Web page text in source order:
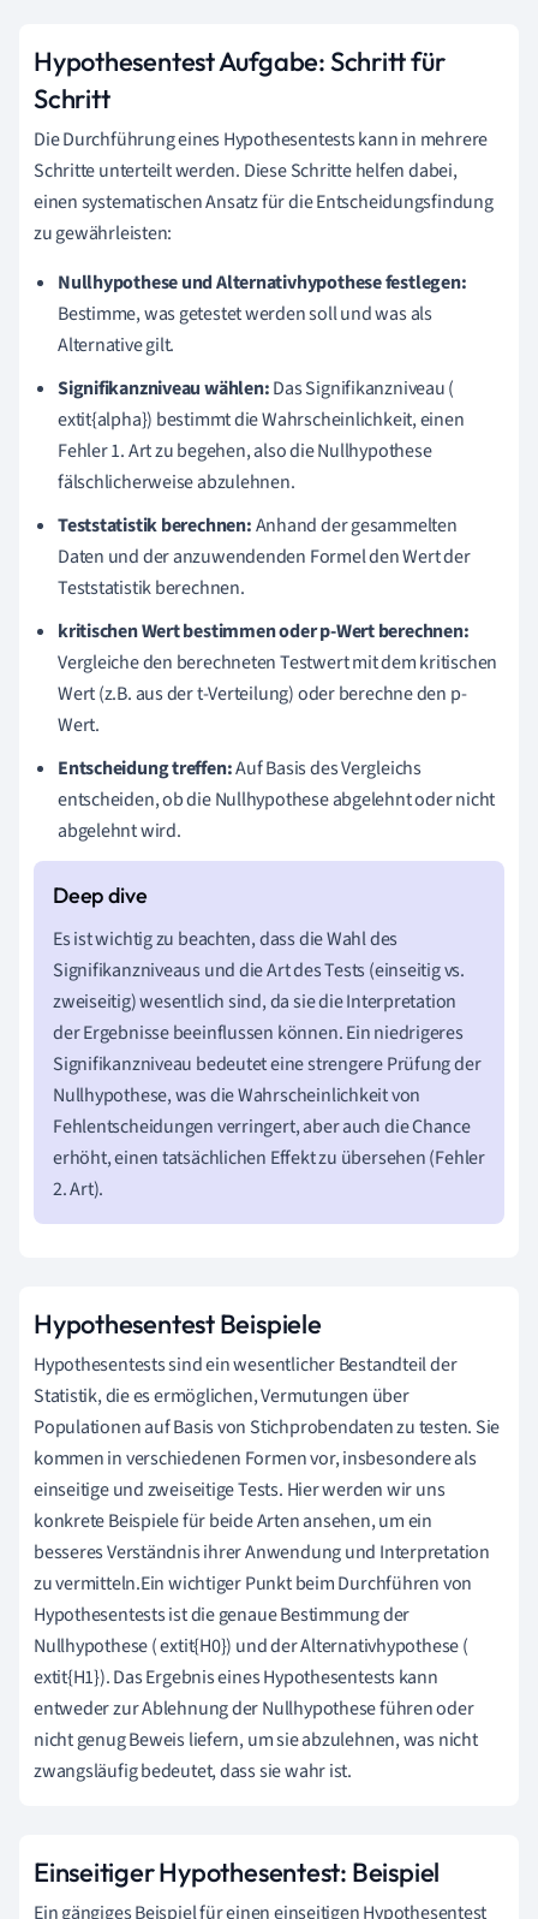
Hypothesentest Aufgabe: Schritt für
Schritt
Die Durchführung eines Hypothesentests kann in mehrere
Schritte unterteilt werden. Diese Schritte helfen dabei,
einen systematischen Ansatz für die Entscheidungsfindung
zu gewährleisten:
Nullhypothese und Alternativhypothese festlegen:
Bestimme, was getestet werden soll und was als
Alternative gilt.
Signifikanzniveau wählen:Das Signifikanzniveau (
extit{alpha}) bestimmt die Wahrscheinlichkeit, einen
Fehler 1. Art zu begehen, also die Nullhypothese
fälschlicherweise abzulehnen.
Teststatistik berechnen:Anhand der gesammelten
Daten und der anzuwendenden Formel den Wert der
Teststatistik berechnen.
kritischen Wert bestimmen oder p-Wert berechnen:
Vergleiche den berechneten Testwert mit dem kritischen
Wert (z.B. aus der t-Verteilung) oder berechne den p-
Wert.
Entscheidung treffen:Auf Basis des Vergleichs
entscheiden, ob die Nullhypothese abgelehnt oder nicht
abgelehnt wird.
Es ist wichtig zu beachten, dass die Wahl des
Signifikanzniveaus und die Art des Tests (einseitig vs.
zweiseitig) wesentlich sind, da sie die Interpretation
der Ergebnisse beeinflussen können. Ein niedrigeres
Signifikanzniveau bedeutet eine strengere Prüfung der
Nullhypothese, was die Wahrscheinlichkeit von
Fehlentscheidungen verringert, aber auch die Chance
erhöht, einen tatsächlichen Effekt zu übersehen (Fehler
2. Art).
Hypothesentest Beispiele
Hypothesentests sind ein wesentlicher Bestandteil der
Statistik, die es ermöglichen, Vermutungen über
Populationen auf Basis von Stichprobendaten zu testen. Sie
kommen in verschiedenen Formen vor, insbesondere als
einseitige und zweiseitige Tests. Hier werden wir uns
konkrete Beispiele für beide Arten ansehen, um ein
besseres Verständnis ihrer Anwendung und Interpretation
zu vermitteln.Ein wichtiger Punkt beim Durchführen von
Hypothesentests ist die genaue Bestimmung der
Nullhypothese ( extit{H0}) und der Alternativhypothese (
extit{H1}). Das Ergebnis eines Hypothesentests kann
entweder zur Ablehnung der Nullhypothese führen oder
nicht genug Beweis liefern, um sie abzulehnen, was nicht
zwangsläufig bedeutet, dass sie wahr ist.
Einseitiger Hypothesentest: Beispiel
Ein gängiges Beispiel für einen einseitigen Hypothesentest